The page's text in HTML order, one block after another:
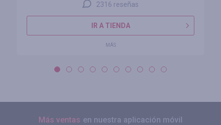
2316 reseñas
IR A TIENDA
MÁS
Más ventas en nuestra aplicación móvil